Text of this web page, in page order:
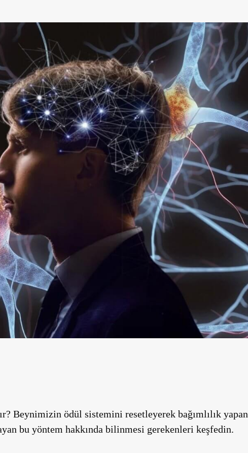
Beynimizin ödül sistemini resetleyerek bağımlılık yapan
bu yöntem hakkında bilinmesi gerekenleri keşfedin.